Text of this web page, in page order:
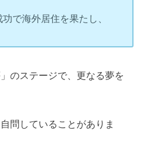
で海外居住を果たし、
のステージで、更なる夢を
問していることがありま